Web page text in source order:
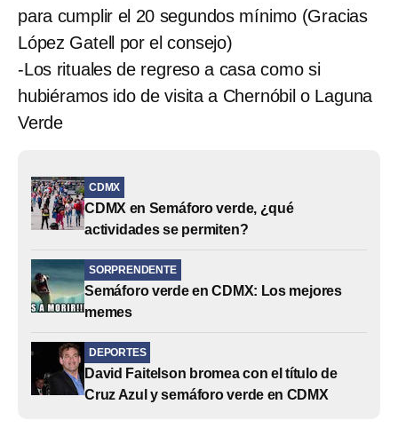
para cumplir el 20 segundos mínimo (Gracias
López Gatell por el consejo)
-Los rituales de regreso a casa como si
hubiéramos ido de visita a Chernóbil o Laguna
Verde
CDMX
CDMX en Semáforo verde, ¿qué
actividades se permiten?
SORPRENDENTE
Semáforo verde en CDMX: Los mejores
memes
DEPORTES
David Faitelson bromea con el título de
Cruz Azul y semáforo verde en CDMX